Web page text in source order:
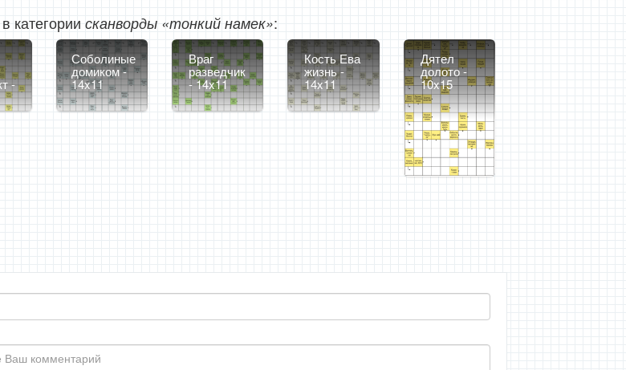
в категории сканворды «тонкий намек»:
-
Соболиные
домиком -
14x11
Враг
разведчик
- 14x11
Кость Ева
жизнь -
14x11
Дятел
долото -
10x15